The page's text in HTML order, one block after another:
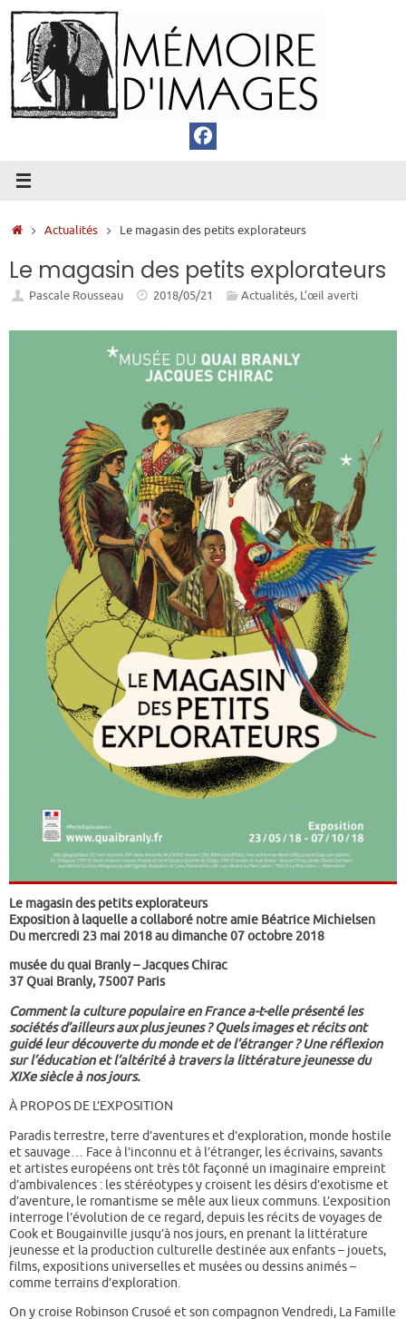
Passer
au
contenu
Accueil
Actualités Le magasin des petits explorateurs
Le magasin des petits explorateurs
Pascale Rousseau 2018/05/21 Actualités, L’œil averti
Le magasin des petits explorateurs
Exposition à laquelle a collaboré notre amie Béatrice Michielsen
Du mercredi 23 mai 2018 au dimanche 07 octobre 2018
musée du quai Branly – Jacques Chirac
37 Quai Branly, 75007 Paris
Comment la culture populaire en France a-t-elle présenté les
sociétés d’ailleurs aux plus jeunes ? Quels images et récits ont
guidé leur découverte du monde et de l’étranger ? Une réflexion
sur l’éducation et l’altérité à travers la littérature jeunesse du
XIXe siècle à nos jours.
À PROPOS DE L’EXPOSITION
Paradis terrestre, terre d’aventures et d’exploration, monde hostile
et sauvage… Face à l’inconnu et à l’étranger, les écrivains, savants
et artistes européens ont très tôt façonné un imaginaire empreint
d’ambivalences : les stéréotypes y croisent les désirs d’exotisme et
d’aventure, le romantisme se mêle aux lieux communs. L’exposition
interroge l’évolution de ce regard, depuis les récits de voyages de
Cook et Bougainville jusqu’à nos jours, en prenant la littérature
jeunesse et la production culturelle destinée aux enfants – jouets,
films, expositions universelles et musées ou dessins animés –
comme terrains d’exploration.
On y croise Robinson Crusoé et son compagnon Vendredi, La Famille